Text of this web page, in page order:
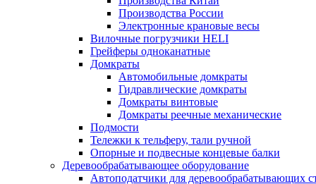
Производства России
Электронные крановые весы
Вилочные погрузчики HELI
Грейферы одноканатные
Домкраты
Автомобильные домкраты
Гидравлические домкраты
Домкраты винтовые
Домкраты реечные механические
Подмости
Тележки к тельферу, тали ручной
Опорные и подвесные концевые балки
Деревообрабатывающее оборудование
Автоподатчики для деревообрабатывающих